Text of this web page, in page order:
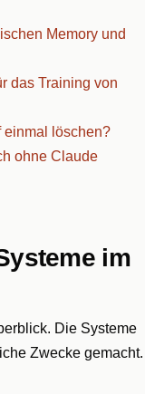
Memory und
das Training von
einmal löschen?
ohne Claude
im
Die Systeme
Zwecke gemacht.